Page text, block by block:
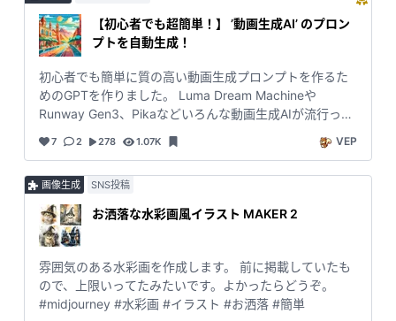
【初心者でも超簡単！】 ’動画生成AI’ のプロン
プトを自動生成！
初心者でも簡単に質の高い動画生成プロンプトを作るた
めのGPTを作りました。 Luma Dream Machineや
Runway Gen3、Pikaなどいろんな動画生成AIが流行って
せん。 このGPTを使えば、作りたい動画の概要を入力す
ます。入力内容に基づいて、動画のテーマやスタイル、
構成要素を最適化し、プロンプトとして出力します。ぜ
ひお試しください(^^)
7 2 278 1.07K VEP
画像生成 SNS投稿
お洒落な水彩画風イラスト MAKER 2
雰囲気のある水彩画を作成します。 前に掲載していたも
ので、上限いってたみたいです。よかったらどうぞ。
#midjourney #水彩画 #イラスト #お洒落 #簡単